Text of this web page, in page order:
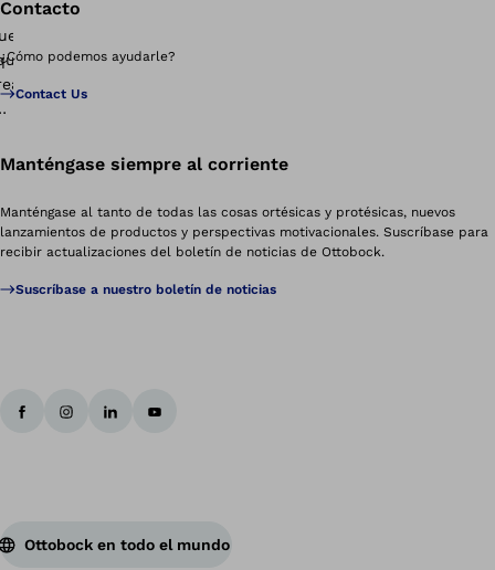
Contacto
¿Cómo podemos ayudarle?
Contact Us
Manténgase siempre al corriente
Manténgase al tanto de todas las cosas ortésicas y protésicas, nuevos
lanzamientos de productos y perspectivas motivacionales. Suscríbase para
recibir actualizaciones del boletín de noticias de Ottobock.
Suscríbase a nuestro boletín de noticias
Ottobock en todo el mundo